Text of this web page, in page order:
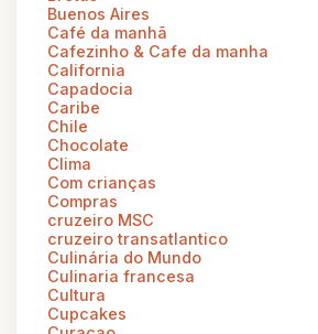
Buenos Aires
Café da manhã
Cafezinho & Cafe da manha
California
Capadocia
Caribe
Chile
Chocolate
Clima
Com crianças
Compras
cruzeiro MSC
cruzeiro transatlantico
Culinária do Mundo
Culinaria francesa
Cultura
Cupcakes